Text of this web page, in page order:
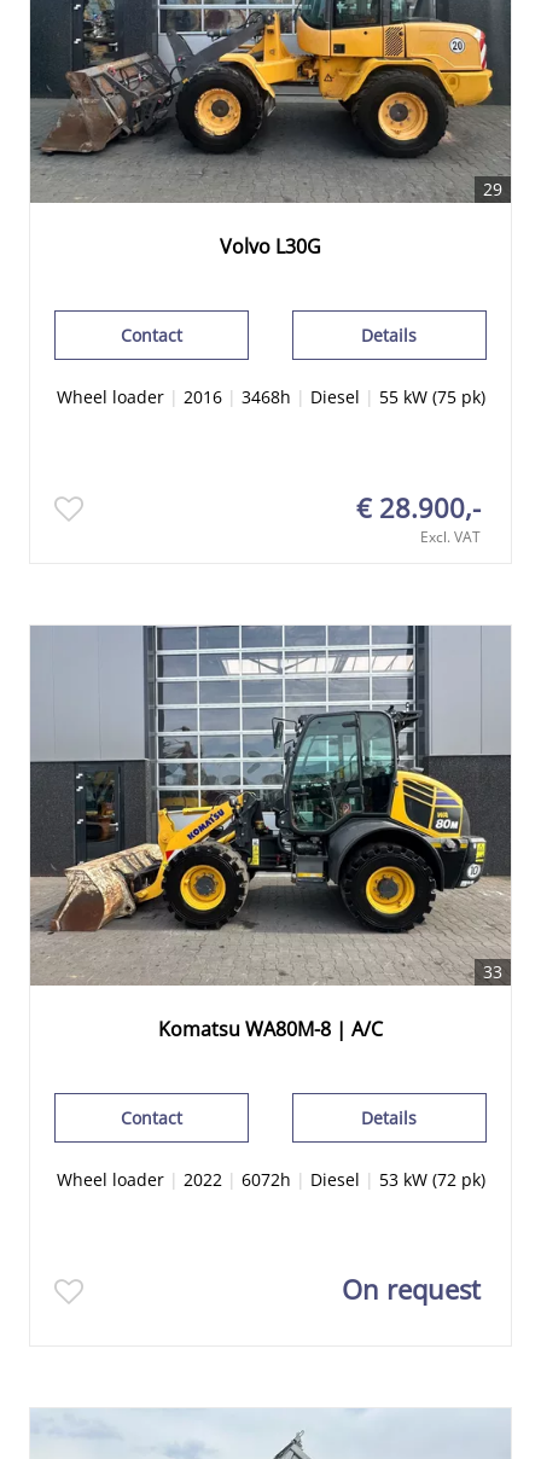
29
Volvo L30G
Details
Contact
Wheel loader| 2016| 3468h | Diesel | 55 kW (75 pk)
€ 28.900,-
Excl. VAT
33
Komatsu WA80M-8 | A/C
Details
Contact
Wheel loader| 2022| 6072h | Diesel | 53 kW (72 pk)
On request